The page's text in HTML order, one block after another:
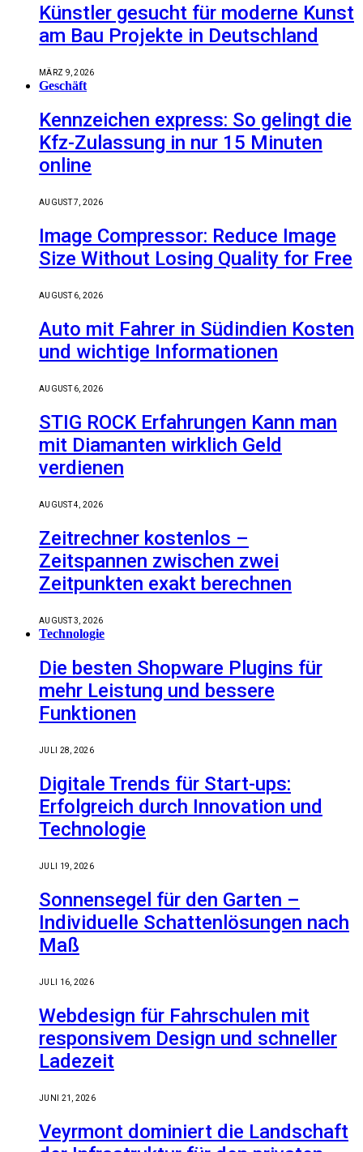
Künstler gesucht für moderne Kunst
am Bau Projekte in Deutschland
MÄRZ 9, 2026
Geschäft
Kennzeichen express: So gelingt die
Kfz-Zulassung in nur 15 Minuten
online
AUGUST 7, 2026
Image Compressor: Reduce Image
Size Without Losing Quality for Free
AUGUST 6, 2026
Auto mit Fahrer in Südindien Kosten
und wichtige Informationen
AUGUST 6, 2026
STIG ROCK Erfahrungen Kann man
mit Diamanten wirklich Geld
verdienen
AUGUST 4, 2026
Zeitrechner kostenlos –
Zeitspannen zwischen zwei
Zeitpunkten exakt berechnen
AUGUST 3, 2026
Technologie
Die besten Shopware Plugins für
mehr Leistung und bessere
Funktionen
JULI 28, 2026
Digitale Trends für Start-ups:
Erfolgreich durch Innovation und
Technologie
JULI 19, 2026
Sonnensegel für den Garten –
Individuelle Schattenlösungen nach
Maß
JULI 16, 2026
Webdesign für Fahrschulen mit
responsivem Design und schneller
Ladezeit
JUNI 21, 2026
Veyrmont dominiert die Landschaft